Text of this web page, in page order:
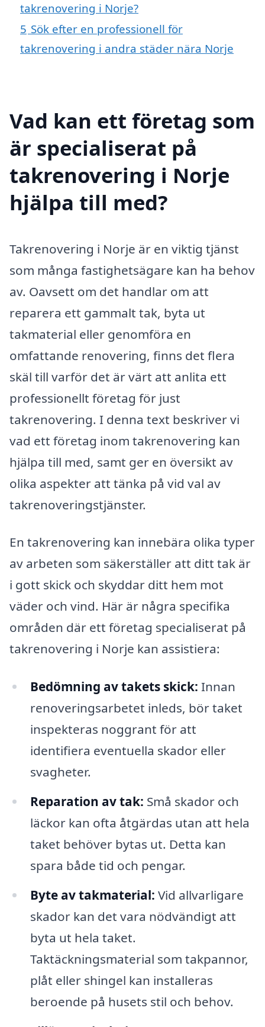
takrenovering i Norje?
5 Sök efter en professionell för
takrenovering i andra städer nära Norje
Vad kan ett företag som
är specialiserat på
takrenovering i Norje
hjälpa till med?
Takrenovering i Norje är en viktig tjänst
som många fastighetsägare kan ha behov
av. Oavsett om det handlar om att
reparera ett gammalt tak, byta ut
takmaterial eller genomföra en
omfattande renovering, finns det flera
skäl till varför det är värt att anlita ett
professionellt företag för just
takrenovering. I denna text beskriver vi
vad ett företag inom takrenovering kan
hjälpa till med, samt ger en översikt av
olika aspekter att tänka på vid val av
takrenoveringstjänster.
En takrenovering kan innebära olika typer
av arbeten som säkerställer att ditt tak är
i gott skick och skyddar ditt hem mot
väder och vind. Här är några specifika
områden där ett företag specialiserat på
takrenovering i Norje kan assistiera:
Bedömning av takets skick: Innan
renoveringsarbetet inleds, bör taket
inspekteras noggrant för att
identifiera eventuella skador eller
svagheter.
Reparation av tak: Små skador och
läckor kan ofta åtgärdas utan att hela
taket behöver bytas ut. Detta kan
spara både tid och pengar.
Byte av takmaterial: Vid allvarligare
skador kan det vara nödvändigt att
byta ut hela taket.
Taktäckningsmaterial som takpannor,
plåt eller shingel kan installeras
beroende på husets stil och behov.